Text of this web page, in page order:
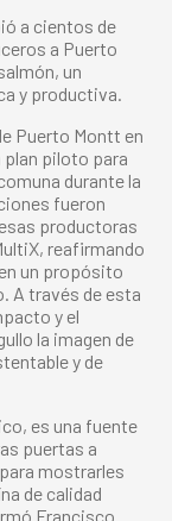
a cientos de
a Puerto
un
y productiva.
Puerto Montt en
plan piloto para
durante la
fueron
productoras
reafirmando
un propósito
A través de esta
y el
la imagen de
y de
es una fuente
puertas a
mostrarles
de calidad
Francisco